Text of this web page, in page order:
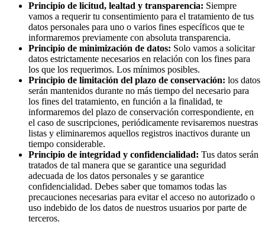
Principio de licitud, lealtad y transparencia: Siempre
vamos a requerir tu consentimiento para el tratamiento de tus
datos personales para uno o varios fines específicos que te
informaremos previamente con absoluta transparencia.
Principio de minimización de datos: Solo vamos a solicitar
datos estrictamente necesarios en relación con los fines para
los que los requerimos. Los mínimos posibles.
Principio de limitación del plazo de conservación: los datos
serán mantenidos durante no más tiempo del necesario para
los fines del tratamiento, en función a la finalidad, te
informaremos del plazo de conservación correspondiente, en
el caso de suscripciones, periódicamente revisaremos nuestras
listas y eliminaremos aquellos registros inactivos durante un
tiempo considerable.
Principio de integridad y confidencialidad: Tus datos serán
tratados de tal manera que se garantice una seguridad
adecuada de los datos personales y se garantice
confidencialidad. Debes saber que tomamos todas las
precauciones necesarias para evitar el acceso no autorizado o
uso indebido de los datos de nuestros usuarios por parte de
terceros.